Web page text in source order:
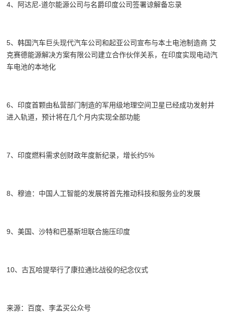
4、阿达尼-道尔能源公司与名爵印度公司签署谅解备忘录
5、韩国汽车巨头现代汽车公司和起亚公司宣布与本土电池制造商 艾
克赛德能源解决方案有限公司建立合作伙伴关系，在印度实现电动汽
车电池的本地化
6、印度首颗由私营部门制造的军用级地理空间卫星已经成功发射并
进入轨道，预计将在几个月内实现全部功能
7、印度燃料需求创财政年度新纪录，增长约5%
8、穆迪：中国人工智能的发展将首先推动科技和服务业的发展
9、美国、沙特和巴基斯坦联合施压印度
10、古瓦哈提举行了康拉通比战役的纪念仪式
来源：百度、李孟买公众号